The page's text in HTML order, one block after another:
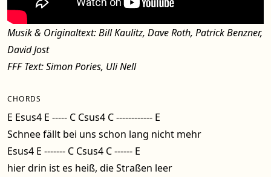
Musik & Originaltext: Bill Kaulitz, Dave Roth, Patrick Benzner,
David Jost
FFF Text: Simon Pories, Uli Nell
CHORDS
E Esus4 E ----- C Csus4 C ------------ E
Schnee fällt bei uns schon lang nicht mehr
Esus4 E ------- C Csus4 C ------ E
hier drin ist es heiß, die Straßen leer